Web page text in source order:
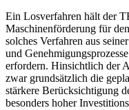
Ein Losverfahren hält der
Maschinenförderung für
solches Verfahren aus
und
erfordern. Hinsichtlich der
zwar grundsätzlich die
stärkere Berücksichtigung
besonders hoher